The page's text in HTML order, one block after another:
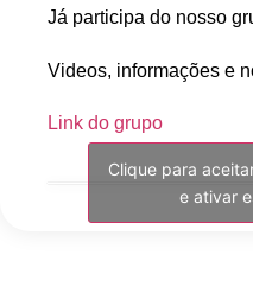
Já participa do nosso
Videos, informações e
Link do grupo
Clique para
e ativar